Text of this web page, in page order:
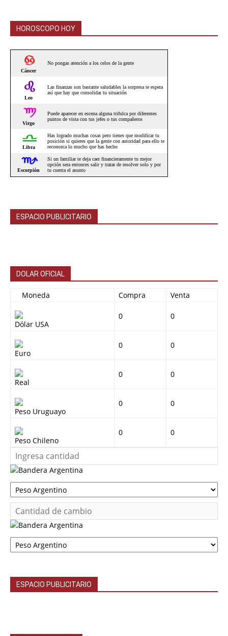
HOROSCOPO HOY
ESPACIO PUBLICITARIO
DOLAR OFICIAL
Moneda Compra Venta
Dólar USA
0 0
Euro
0 0
Real
0 0
Peso Uruguayo
0 0
Peso Chileno
0 0
ESPACIO PUBLICITARIO